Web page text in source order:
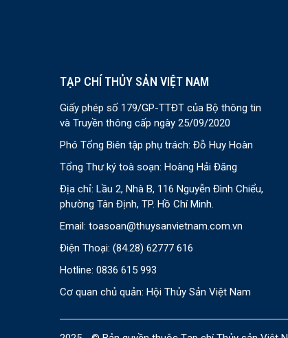
TẠP CHÍ THỦY SẢN VIỆT NAM
Giấy phép số 179/GP-TTĐT của Bộ thông tin
và Truyền thông cấp ngày 25/09/2020
Phó Tổng Biên tập phụ trách: Đỗ Huy Hoàn
Tổng Thư ký toà soạn: Hoàng Hải Đăng
Địa chỉ: Lầu 2, Nhà B, 116 Nguyễn Đình Chiểu,
phường Tân Định, TP. Hồ Chí Minh.
Email: toasoan@thuysanvietnam.com.vn
Điện Thoại: (84.28) 62777 616
Hotline: 0836 615 993
Cơ quan chủ quản: Hội Thủy Sản Việt Nam